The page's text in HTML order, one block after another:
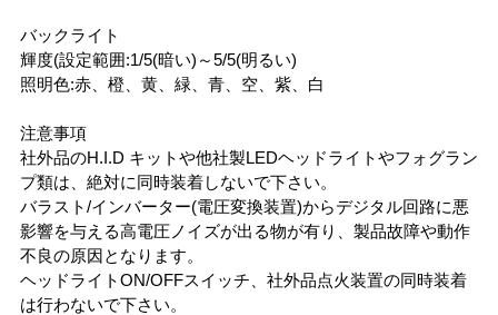
バックライト
輝度(設定範囲:1/5(暗い)～5/5(明るい)
照明色:赤、橙、黄、緑、青、空、紫、白
注意事項
社外品のH.I.D キットや他社製LEDヘッドライトやフォグラン
プ類は、絶対に同時装着しないで下さい。
バラスト/インバーター(電圧変換装置)からデジタル回路に悪
影響を与える高電圧ノイズが出る物が有り、製品故障や動作
不良の原因となります。
ヘッドライトON/OFFスイッチ、社外品点火装置の同時装着
は行わないで下さい。